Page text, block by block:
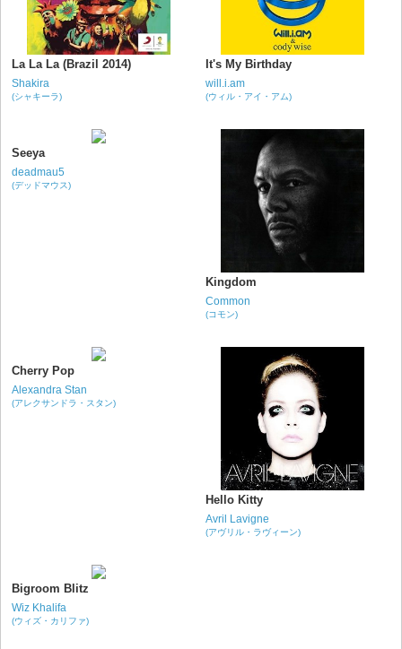
La La La (Brazil 2014)
Shakira
(シャキーラ)
It's My Birthday
will.i.am
(ウィル・アイ・アム)
Seeya
deadmau5
(デッドマウス)
Kingdom
Common
(コモン)
Cherry Pop
Alexandra Stan
(アレクサンドラ・スタン)
Hello Kitty
Avril Lavigne
(アヴリル・ラヴィーン)
Bigroom Blitz
Wiz Khalifa
(ウィズ・カリファ)